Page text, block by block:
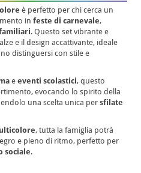
è perfetto per chi cerca un
infeste di carnevale,
. Questo set vibrante e
e il design accattivante, ideale
distinguersi con stile e
eeventi scolastici, questo
evocando lo spirito della
una scelta unica persfilate
, tutta la famiglia potrà
e pieno di ritmo, perfetto per
sociale.